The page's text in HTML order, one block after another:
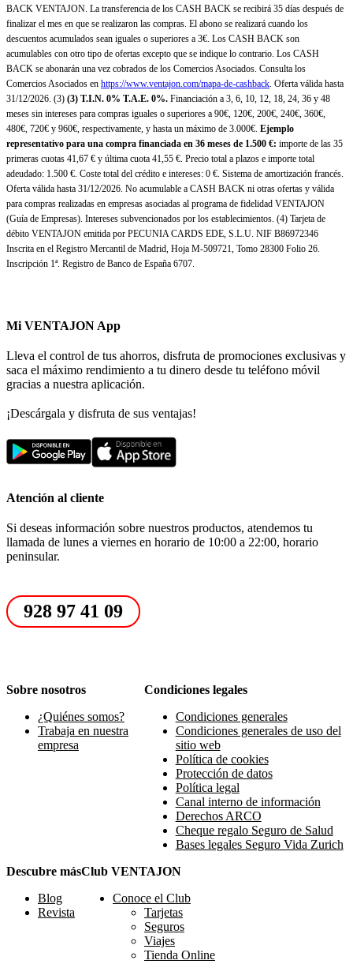
BACK VENTAJON. La transferencia de los CASH BACK se recibirá 35 días después de
finalizar el mes en que se realizaron las compras. El abono se realizará cuando los
descuentos acumulados sean iguales o superiores a 3€. Los CASH BACK son
acumulables con otro tipo de ofertas excepto que se indique lo contrario. Los CASH
BACK se abonarán una vez cobrados de los Comercios Asociados. Consulta los
Comercios Asociados en https://www.ventajon.com/mapa-de-cashback. Oferta válida hasta
31/12/2026. (3) (3) T.I.N. 0% T.A.E. 0%. Financiación a 3, 6, 10, 12, 18, 24, 36 y 48
meses sin intereses para compras iguales o superiores a 90€, 120€, 200€, 240€, 360€,
480€, 720€ y 960€, respectivamente, y hasta un máximo de 3.000€. Ejemplo
representativo para una compra financiada en 36 meses de 1.500 €: importe de las 35
primeras cuotas 41,67 € y última cuota 41,55 €. Precio total a plazos e importe total
adeudado: 1.500 €. Coste total del crédito e intereses: 0 €. Sistema de amortización francés.
Oferta válida hasta 31/12/2026. No acumulable a CASH BACK ni otras ofertas y válida
para compras realizadas en empresas asociadas al programa de fidelidad VENTAJON
(Guía de Empresas). Intereses subvencionados por los establecimientos. (4) Tarjeta de
débito VENTAJON emitida por PECUNIA CARDS EDE, S.L.U. NIF B86972346
Inscrita en el Registro Mercantil de Madrid, Hoja M-509721, Tomo 28300 Folio 26.
Inscripción 1ª. Registro de Banco de España 6707.
Mi VENTAJON App
Lleva el control de tus ahorros, disfruta de promociones exclusivas y
saca el máximo rendimiento a tu dinero desde tu teléfono móvil
gracias a nuestra aplicación.
¡Descárgala y disfruta de sus ventajas!
Atención al cliente
Si deseas información sobre nuestros productos, atendemos tu
llamada de lunes a viernes en horario de 10:00 a 22:00, horario
peninsular.
928 97 41 09
Sobre nosotros
¿Quiénes somos?
Trabaja en nuestra
empresa
Condiciones legales
Condiciones generales
Condiciones generales de uso del
sitio web
Política de cookies
Protección de datos
Política legal
Canal interno de información
Derechos ARCO
Cheque regalo Seguro de Salud
Bases legales Seguro Vida Zurich
Descubre más
Blog
Revista
Club VENTAJON
Conoce el Club
Tarjetas
Seguros
Viajes
Tienda Online